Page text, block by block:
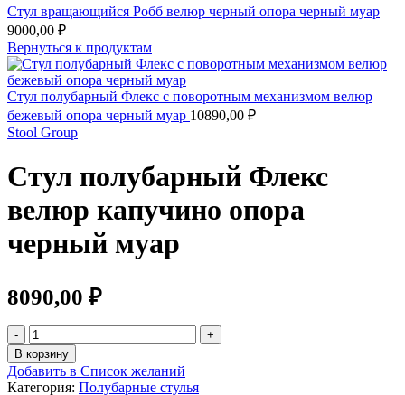
Стул вращающийся Робб велюр черный опора черный муар
9000,00 ₽
Вернуться к продуктам
Стул полубарный Флекс с поворотным механизмом велюр
бежевый опора черный муар 10890,00 ₽
Stool Group
Стул полубарный Флекс
велюр капучино опора
черный муар
8090,00 ₽
Количество
товара
Стул
полубарный
В корзину
Добавить в Список желаний
Категория: Полубарные стулья